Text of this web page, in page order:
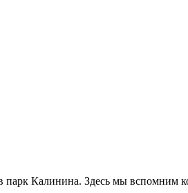
Калинина. Здесь мы вспомним